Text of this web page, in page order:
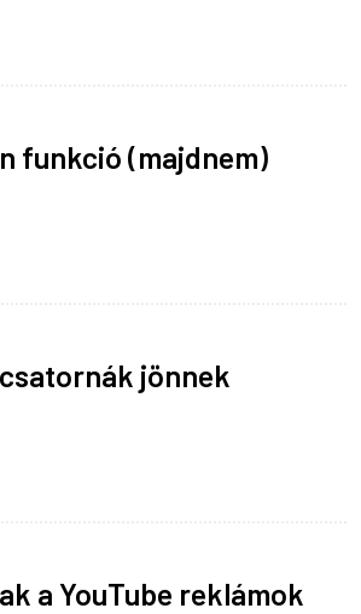
funkció (majdnem)
jönnek
a YouTube reklámok